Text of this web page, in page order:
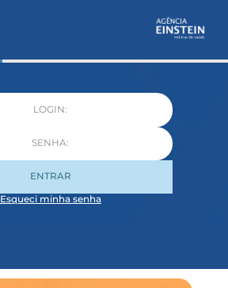
ENTRAR
Esqueci minha senha